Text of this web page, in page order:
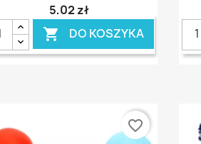
5,02 zł
 DO KOSZYKA
favorite_border